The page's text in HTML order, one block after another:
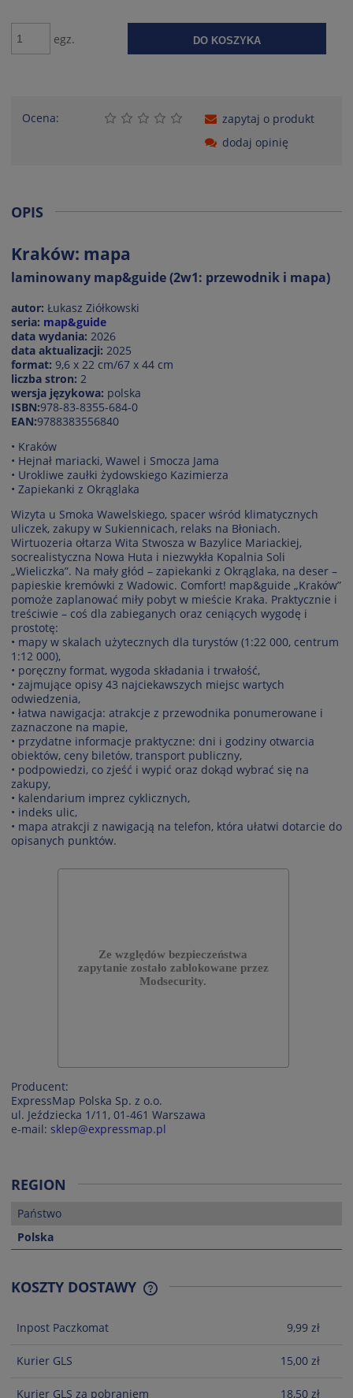
egz. DO KOSZYKA
Ocena:
zapytaj o produkt
dodaj opinię
OPIS
Kraków: mapa
laminowany map&guide (2w1: przewodnik i mapa)
autor: Łukasz Ziółkowski
seria: map&guide
data wydania: 2026
data aktualizacji: 2025
format: 9,6 x 22 cm/67 x 44 cm
liczba stron: 2
wersja językowa: polska
ISBN:978-83-8355-684-0
EAN:9788383556840
• Kraków
• Hejnał mariacki, Wawel i Smocza Jama
• Urokliwe zaułki żydowskiego Kazimierza
• Zapiekanki z Okrąglaka
Wizyta u Smoka Wawelskiego, spacer wśród klimatycznych
uliczek, zakupy w Sukiennicach, relaks na Błoniach.
Wirtuozeria ołtarza Wita Stwosza w Bazylice Mariackiej,
socrealistyczna Nowa Huta i niezwykła Kopalnia Soli
„Wieliczka”. Na mały głód – zapiekanki z Okrąglaka, na deser –
papieskie kremówki z Wadowic. Comfort! map&guide „Kraków”
pomoże zaplanować miły pobyt w mieście Kraka. Praktycznie i
treściwie – coś dla zabieganych oraz ceniących wygodę i
prostotę:
• mapy w skalach użytecznych dla turystów (1:22 000, centrum
1:12 000),
• poręczny format, wygoda składania i trwałość,
• zajmujące opisy 43 najciekawszych miejsc wartych
odwiedzenia,
• łatwa nawigacja: atrakcje z przewodnika ponumerowane i
zaznaczone na mapie,
• przydatne informacje praktyczne: dni i godziny otwarcia
obiektów, ceny biletów, transport publiczny,
• podpowiedzi, co zjeść i wypić oraz dokąd wybrać się na
zakupy,
• kalendarium imprez cyklicznych,
• indeks ulic,
• mapa atrakcji z nawigacją na telefon, która ułatwi dotarcie do
opisanych punktów.
Producent:
ExpressMap Polska Sp. z o.o.
ul. Jeździecka 1/11, 01-461 Warszawa
e-mail: sklep@expressmap.pl
REGION
Państwo
Polska
KOSZTY DOSTAWY
Inpost Paczkomat 9,99 zł
Kurier GLS 15,00 zł
Kurier GLS za pobraniem 18,50 zł